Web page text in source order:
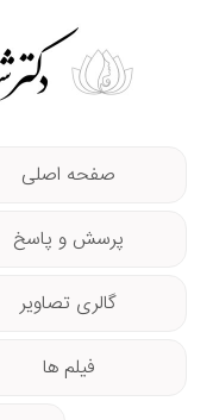
صفحه اصلی
پرسش و پاسخ
گالری تصاویر
فیلم ها